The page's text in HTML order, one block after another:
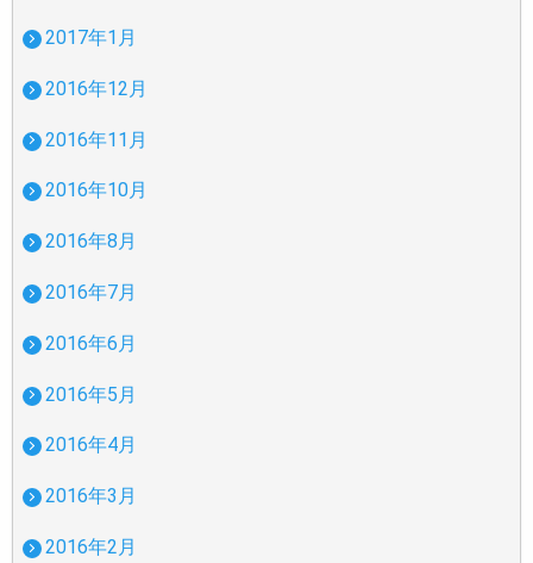
2017年1月
2016年12月
2016年11月
2016年10月
2016年8月
2016年7月
2016年6月
2016年5月
2016年4月
2016年3月
2016年2月